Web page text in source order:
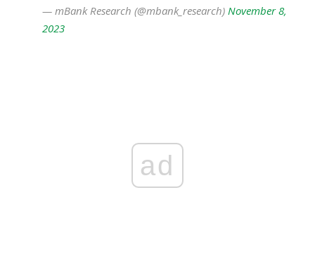
— mBank Research (@mbank_research) November 8,
2023
ad